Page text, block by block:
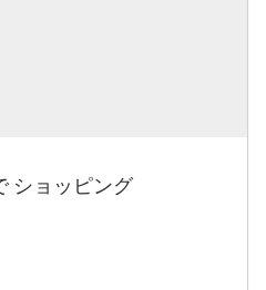
ショッピング